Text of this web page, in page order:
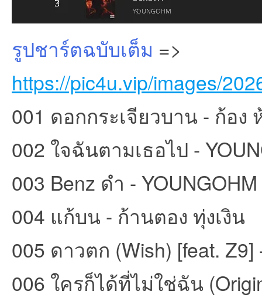
รูปชาร์ตฉบับเต็ม =>
https://pic4u.vip/images/
001 ดอกกระเจียวบาน - ก้อง
002 ใจฉันตามเธอไป -
003 Benz ดำ - YOUNGOHM
004 แก้บน - ก้านตอง ทุ่งเงิน
005 ดาวตก (Wish) [feat. Z9]
006 ใครก็ได้ที่ไม่ใช่ฉัน